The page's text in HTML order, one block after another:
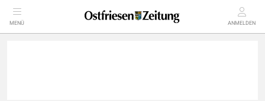
MENÜ ANMELDEN